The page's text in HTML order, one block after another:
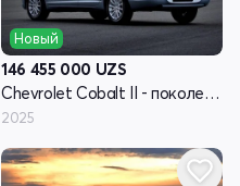
Новый
146 455 000 UZS
Chevrolet Cobalt II - поколение рестайлинг
2025